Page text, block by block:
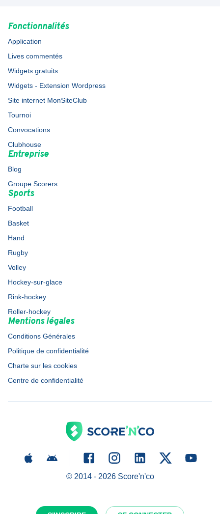
Fonctionnalités
Application
Lives commentés
Widgets gratuits
Widgets - Extension Wordpress
Site internet MonSiteClub
Tournoi
Convocations
Clubhouse
Entreprise
Blog
Groupe Scorers
Sports
Football
Basket
Hand
Rugby
Volley
Hockey-sur-glace
Rink-hockey
Roller-hockey
Mentions légales
Conditions Générales
Politique de confidentialité
Charte sur les cookies
Centre de confidentialité
© 2014 - 2026Score'n'co